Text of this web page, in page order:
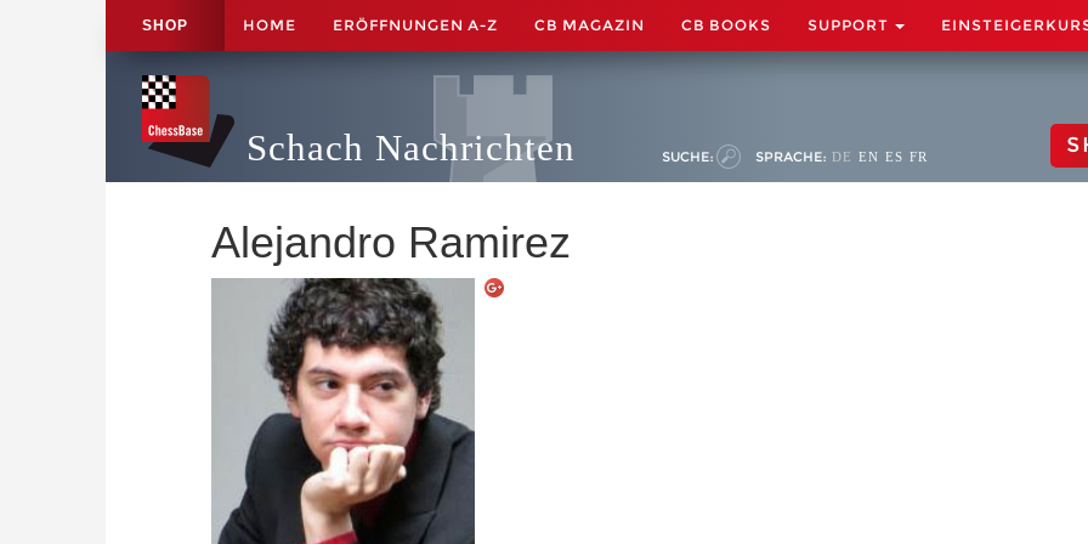
SHOP HOME ERÖFFNUNGEN A-Z CB MAGAZIN CB BOOKS SUPPORT
Schach Nachrichten SUCHE: SPRACHE: DE EN ES FR
Alejandro Ramirez